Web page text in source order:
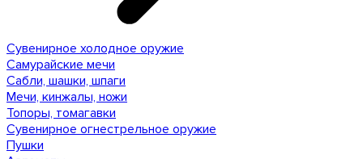
Сувенирное холодное оружие
Самурайские мечи
Сабли, шашки, шпаги
Мечи, кинжалы, ножи
Топоры, томагавки
Сувенирное огнестрельное оружие
Пушки